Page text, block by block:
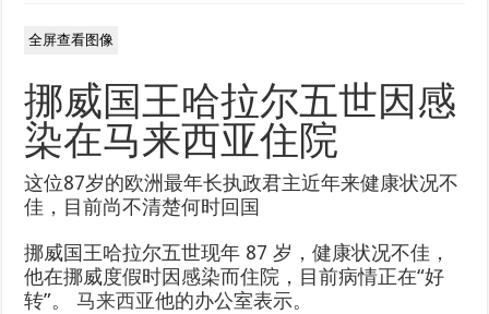
全屏查看图像
挪威国王哈拉尔五世因感
染在马来西亚住院
这位87岁的欧洲最年长执政君主近年来健康状况不
佳，目前尚不清楚何时回国
挪威国王哈拉尔五世现年 87 岁，健康状况不佳，
他在挪威度假时因感染而住院，目前病情正在“好
转”。马来西亚他的办公室表示。